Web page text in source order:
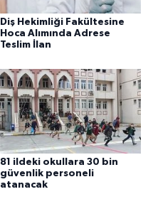
Diş Hekimliği Fakültesine
Hoca Alımında Adrese
Teslim İlan
81 ildeki okullara 30 bin
güvenlik personeli
atanacak